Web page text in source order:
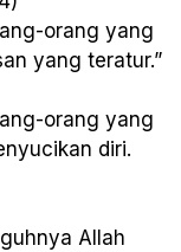
orang yang
yang teratur.”
orang yang
diri.